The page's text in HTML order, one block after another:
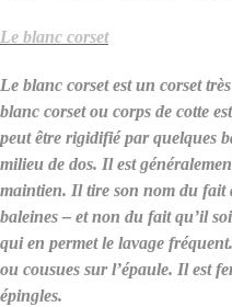
Le blanc corset
Le blanc corset est un corset
blanc corset ou corps de cotte
peut être rigidifié par quelques
milieu de dos. Il est
maintien. Il tire son nom du fait
baleines – et non du fait qu’il
qui en permet le lavage
ou cousues sur l’épaule. Il est
épingles.